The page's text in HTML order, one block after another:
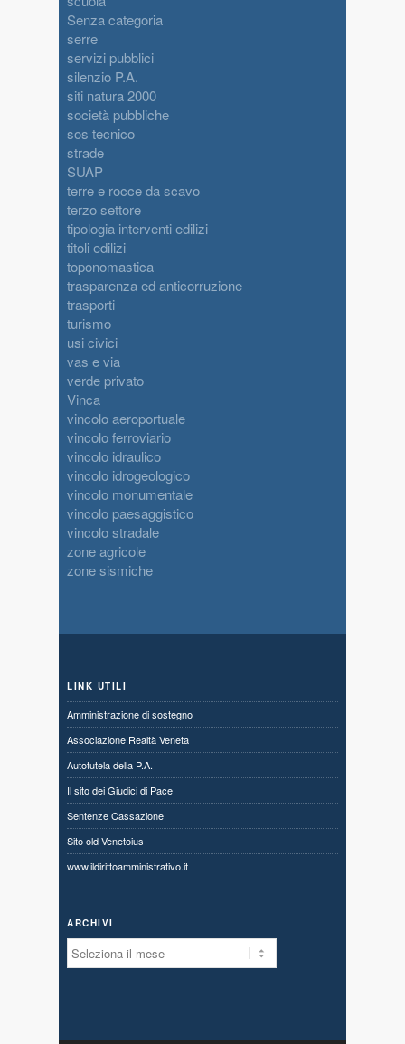
Senza categoria
serre
servizi pubblici
silenzio P.A.
siti natura 2000
società pubbliche
sos tecnico
strade
SUAP
terre e rocce da scavo
terzo settore
tipologia interventi edilizi
titoli edilizi
toponomastica
trasparenza ed anticorruzione
trasporti
turismo
usi civici
vas e via
verde privato
Vinca
vincolo aeroportuale
vincolo ferroviario
vincolo idraulico
vincolo idrogeologico
vincolo monumentale
vincolo paesaggistico
vincolo stradale
zone agricole
zone sismiche
LINK UTILI
Amministrazione di sostegno
Associazione Realtà Veneta
Autotutela della P.A.
Il sito dei Giudici di Pace
Sentenze Cassazione
Sito old Venetoius
www.ildirittoamministrativo.it
ARCHIVI
Archivi